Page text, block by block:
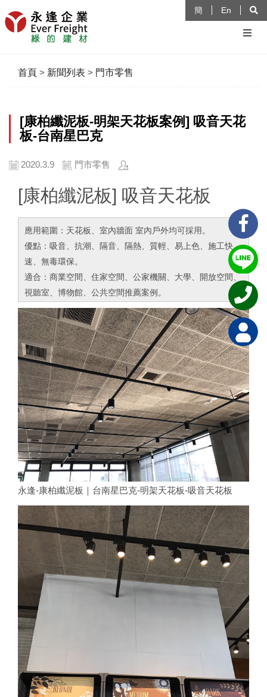
簡 En
首頁 > 新聞列表 > 門市零售
[康柏纖泥板-明架天花板案例] 吸音天花
板-台南星巴克
2020.3.9 門市零售
[康柏纖泥板] 吸音天花板
應用範圍：天花板、室內牆面 室內戶外均可採用。
優點：吸音、抗潮、隔音、隔熱、質輕、易上色、施工快
速、無毒環保。
適合：商業空間、住家空間、公家機關、大學、開放空間、
視聽室、博物館、公共空間推薦案例。
永逢-康柏纖泥板｜台南星巴克-明架天花板-吸音天花板